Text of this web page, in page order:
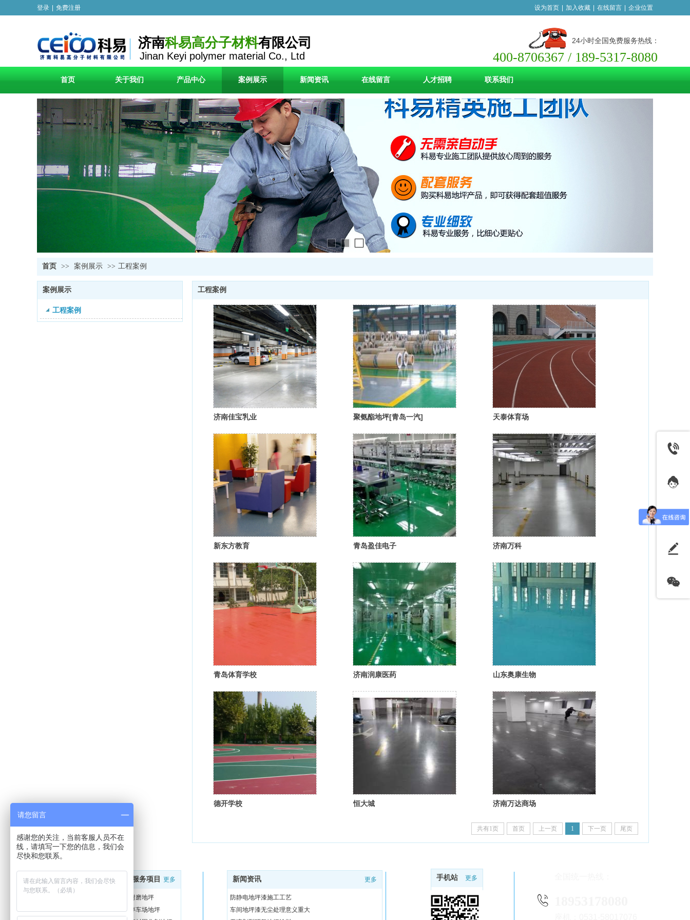
济南科易高分子材料有限公司
Jinan Keyi polymer material Co., Ltd
24小时全国免费服务热线：
400-8706367 / 189-5317-8080
登录 免费注册 设为首页 加入收藏 在线留言 企业位置
首页 关于我们 产品中心 案例展示 新闻资讯 在线留言 人才招聘 联系我们
首页 >> 案例展示 >> 工程案例
案例展示
工程案例
工程案例
济南佳宝乳业 聚氨酯地坪[青岛一汽] 天泰体育场
新东方教育 青岛盈佳电子 济南万科
青岛体育学校 济南润康医药 山东奥康生物
德开学校 恒大城 济南万达商场
共有1页 首页 上一页 1 下一页 尾页
关于我们 更多
在线留言
服务项目 更多
耐磨地坪
停车场地坪
新闻资讯 更多
防静电地坪漆施工工艺
车间地坪漆无尘处理意义重大
手机站 更多
请您留言
感谢您的关注，当前客服人员不在
线，请填写一下您的信息，我们会
尽快和您联系。